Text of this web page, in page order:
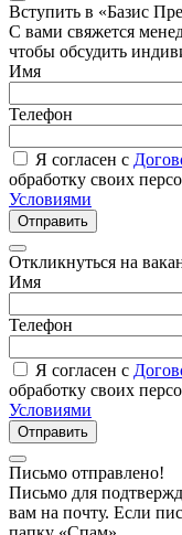
Вступить в «Базис
С вами свяжется
чтобы обсудить
Имя
Телефон
Я согласен с
обработку своих
Условиями
Отправить
Откликнуться на
Имя
Телефон
Я согласен с
обработку своих
Условиями
Отправить
Письмо отправлено!
Письмо для
вам на почту. Если